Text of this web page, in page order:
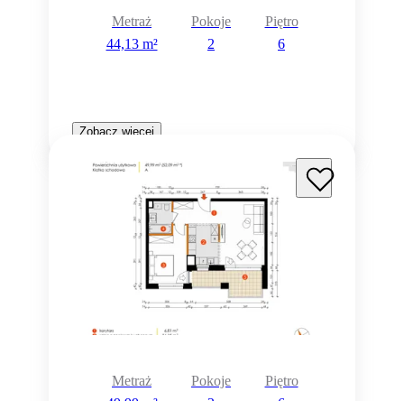
Metraż
44,13 m²
Pokoje
2
Piętro
6
Zobacz więcej
Metraż
Pokoje
Piętro